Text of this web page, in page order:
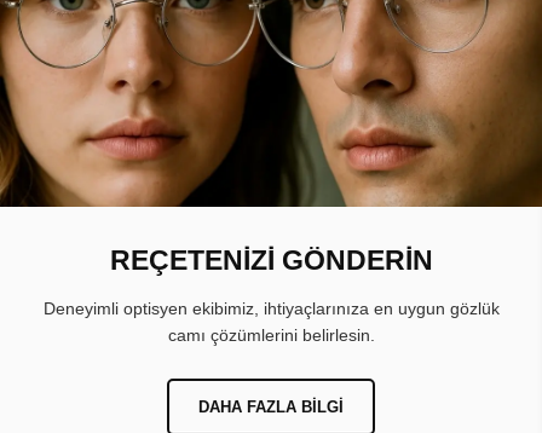
REÇETENİZİ GÖNDERİN
Deneyimli optisyen ekibimiz, ihtiyaçlarınıza en uygun gözlük
camı çözümlerini belirlesin.
DAHA FAZLA BILGI